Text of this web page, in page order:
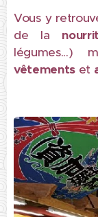
Vous y
de la
légumes...)
vêtements et